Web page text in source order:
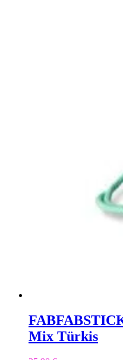
Mix Türkis